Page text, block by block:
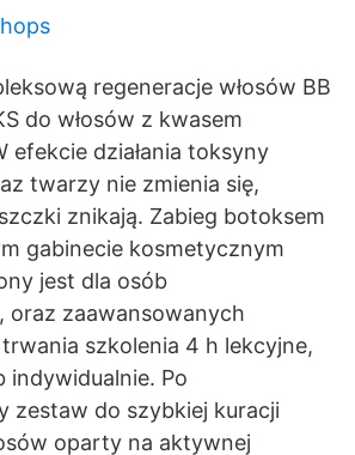
regeneracje włosów BB
do włosów z kwasem
efekcie działania toksyny
twarzy nie zmienia się,
znikają. Zabieg botoksem
gabinecie kosmetycznym
jest dla osób
oraz zaawansowanych
szkolenia 4 h lekcyjne,
indywidualnie. Po
zestaw do szybkiej kuracji
oparty na aktywnej